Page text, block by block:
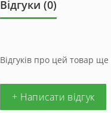
Відгуки (0)
Відгуків про цей товар
+ Написати відгук